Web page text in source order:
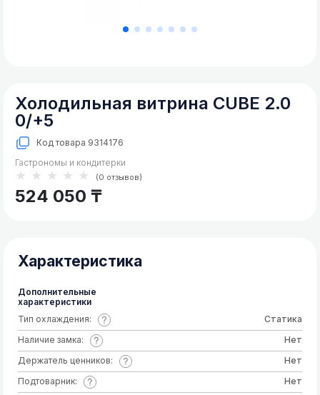
оборудование
Кухонные
холодильные
морозильные
Холодильная витрина СUBE 2.0
0/+5
Код товара 9314176
Гастрономы и кондитерки
★★★★★ (0 отзывов)
524 050 ₸
Характеристика
Дополнительные
характеристики
Тип охлаждения:
Статика
Наличие замка:
Нет
Держатель ценников:
Нет
Подтоварник:
Нет